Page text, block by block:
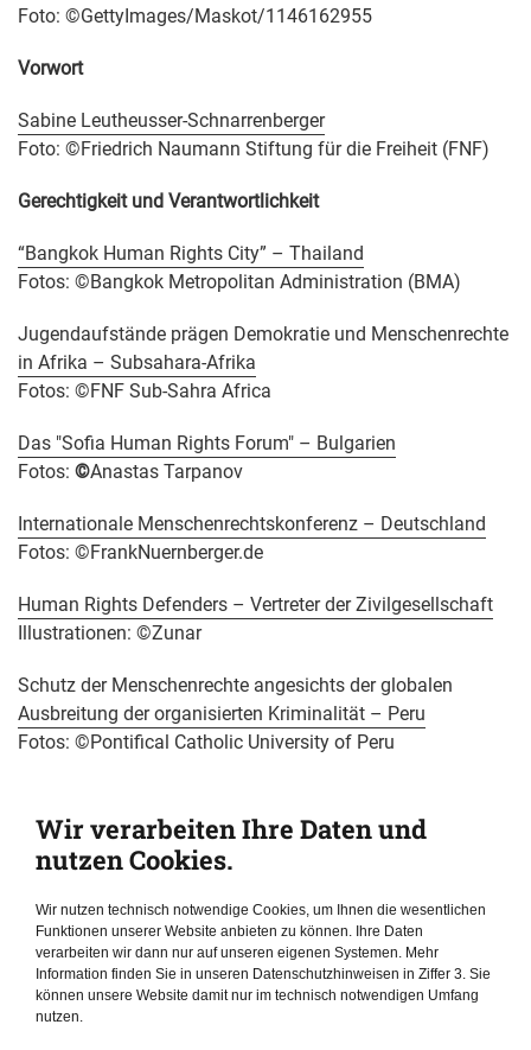
Foto: ©GettyImages/Maskot/1146162955
Vorwort
Sabine Leutheusser-Schnarrenberger
Foto: ©Friedrich Naumann Stiftung für die Freiheit (FNF)
Gerechtigkeit und Verantwortlichkeit
“Bangkok Human Rights City” – Thailand
Fotos: ©Bangkok Metropolitan Administration (BMA)
Jugendaufstände prägen Demokratie und Menschenrechte
in Afrika – Subsahara-Afrika
Fotos: ©FNF Sub-Sahra Africa
Das "Sofia Human Rights Forum" – Bulgarien
Fotos: ©Anastas Tarpanov
Internationale Menschenrechtskonferenz – Deutschland
Fotos: ©FrankNuernberger.de
Human Rights Defenders – Vertreter der Zivilgesellschaft
Illustrationen: ©Zunar
Schutz der Menschenrechte angesichts der globalen
Ausbreitung der organisierten Kriminalität – Peru
Fotos: ©Pontifical Catholic University of Peru
Wegbereiter von Autokratien – Russland
Foto: ©picture alliance / ASSOCIATED PRESS / Valeriy
Sharifulin
Der Kampf um Vertrauen und Freiheit – Georgien
Fotos: ©FNF South Caucasus
Wir verarbeiten Ihre Daten und
nutzen Cookies.
Wir nutzen technisch notwendige Cookies, um Ihnen die wesentlichen
Funktionen unserer Website anbieten zu können. Ihre Daten
verarbeiten wir dann nur auf unseren eigenen Systemen. Mehr
Information finden Sie in unseren Datenschutzhinweisen in Ziffer 3. Sie
können unsere Website damit nur im technisch notwendigen Umfang
nutzen.